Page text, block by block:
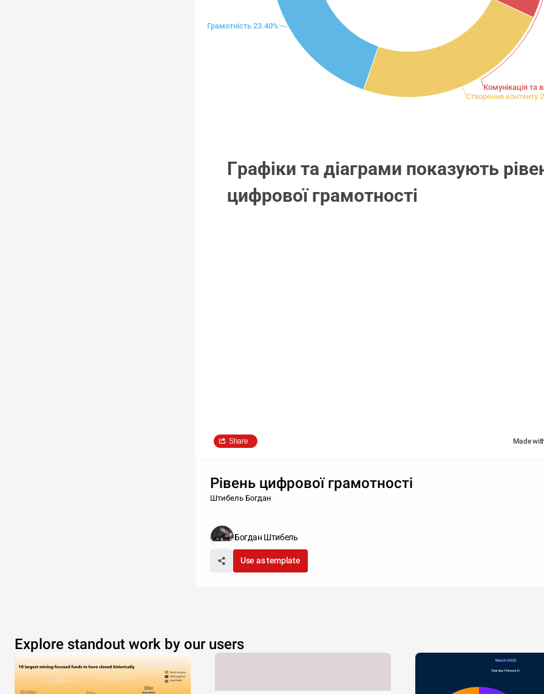
Комунікація та
Створення контенту
Грамотність 23.40%
Графіки та діаграми показують
цифрової грамотності
Share Made
Рівень цифрової грамотності
Штибель Богдан
Богдан Штибель
Use as template
Explore standout work by our users